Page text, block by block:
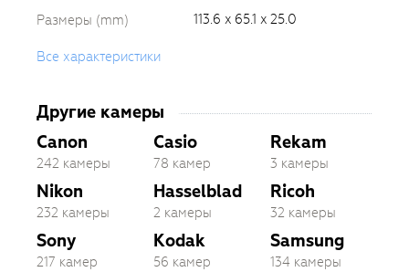
Размеры (mm)
113.6 x 65.1 x 25.0
Все характеристики
Другие камеры
Canon
242 камеры
Nikon
232 камеры
Sony
217 камер
Casio
78 камер
Hasselblad
2 камеры
Kodak
56 камер
Rekam
3 камеры
Ricoh
32 камеры
Samsung
134 камеры